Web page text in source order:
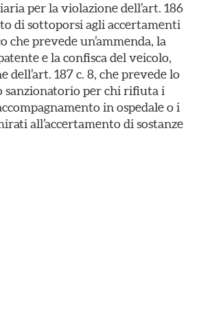
per la violazione dell’art. 186
di sottoporsi agli accertamenti
che prevede un’ammenda, la
e la confisca del veicolo,
dell’art. 187 c. 8, che prevede lo
sanzionatorio per chi rifiuta i
in ospedale o i
all’accertamento di sostanze